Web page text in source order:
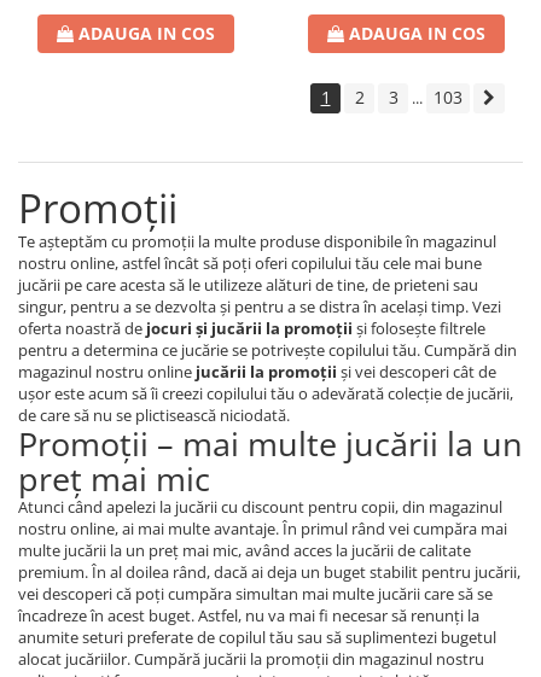
ADAUGA IN COS ADAUGA IN COS
1 2 3 ... 103
Promoţii
Te aşteptăm cu promoţii la multe produse disponibile în magazinul
nostru online, astfel încât să poţi oferi copilului tău cele mai bune
jucării pe care acesta să le utilizeze alături de tine, de prieteni sau
singur, pentru a se dezvolta şi pentru a se distra în acelaşi timp. Vezi
oferta noastră de jocuri şi jucării la promoţii şi foloseşte filtrele
pentru a determina ce jucărie se potriveşte copilului tău. Cumpără din
magazinul nostru online jucării la promoţii şi vei descoperi cât de
uşor este acum să îi creezi copilului tău o adevărată colecţie de jucării,
de care să nu se plictisească niciodată.
Promoţii – mai multe jucării la un
preţ mai mic
Atunci când apelezi la jucării cu discount pentru copii, din magazinul
nostru online, ai mai multe avantaje. În primul rând vei cumpăra mai
multe jucării la un preţ mai mic, având acces la jucării de calitate
premium. În al doilea rând, dacă ai deja un buget stabilit pentru jucării,
vei descoperi că poţi cumpăra simultan mai multe jucării care să se
încadreze în acest buget. Astfel, nu va mai fi necesar să renunţi la
anumite seturi preferate de copilul tău sau să suplimentezi bugetul
alocat jucăriilor. Cumpără jucării la promoţii din magazinul nostru